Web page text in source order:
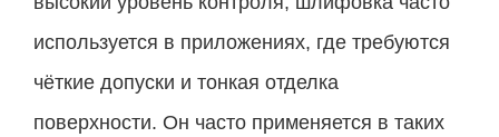
используется в приложениях, где требуются
чёткие допуски и тонкая отделка
поверхности. Он часто применяется в таких